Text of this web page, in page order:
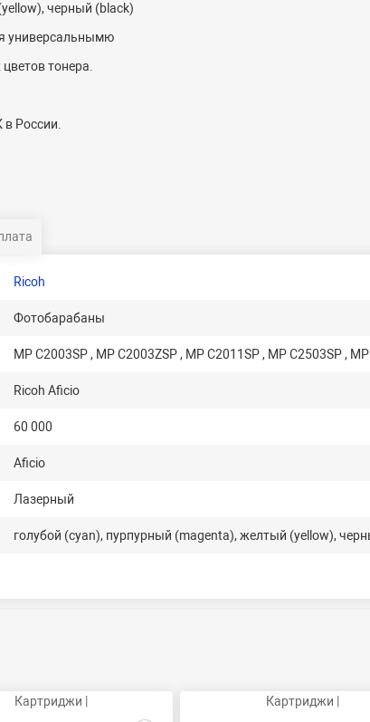
черный (black)
универсальнымю
тонера.
России.
Ricoh
Фотобарабаны
MP C2003SP , MP C2003ZSP , MP C2011SP , MP C2503SP ,
Ricoh Aficio
60 000
Aficio
Лазерный
голубой (cyan), пурпурный (magenta), желтый (yellow),
Картриджи | Картриджи |